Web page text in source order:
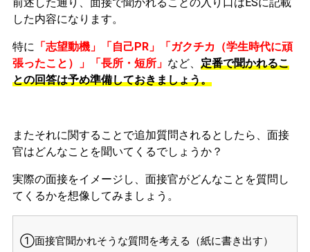
した内容になります。
特に 「志望動機」「自己PR」「ガクチカ（学生時代に頑
張ったこと）」「長所・短所」 など、 定番で聞かれるこ
との回答は予め準備しておきましょう。
またそれに関することで追加質問されるとしたら、面接
官はどんなことを聞いてくるでしょうか？
実際の面接をイメージし、面接官がどんなことを質問し
てくるかを想像してみましょう。
①面接官聞かれそうな質問を考える（紙に書き出す）